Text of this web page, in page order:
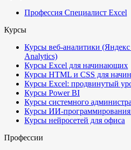
Профессия Специалист Excel
Курсы
Курсы веб-аналитики
Analytics)
Курсы Excel для начинающих
Курсы HTML и CSS для
Курсы Excel: продвинутый
Курсы Power BI
Курсы системного
Курсы ИИ-программирования
Курсы нейросетей для офиса
Профессии